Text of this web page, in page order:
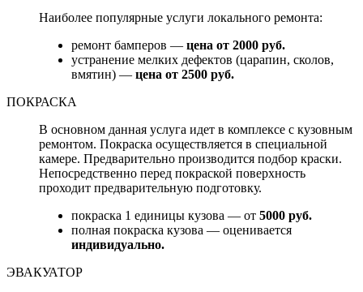
Наиболее популярные услуги локального ремонта:
ремонт бамперов — цена от 2000 руб.
устранение мелких дефектов (царапин, сколов,
вмятин) — цена от 2500 руб.
ПОКРАСКА
В основном данная услуга идет в комплексе с кузовным
ремонтом. Покраска осуществляется в специальной
камере. Предварительно производится подбор краски.
Непосредственно перед покраской поверхность
проходит предварительную подготовку.
покраска 1 единицы кузова — от 5000 руб.
полная покраска кузова — оценивается
индивидуально.
ЭВАКУАТОР